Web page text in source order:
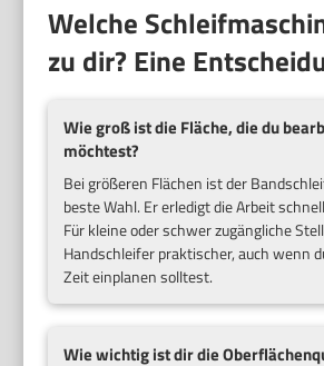
Welche
zu dir? Eine
Wie groß ist die Fläche, die du
möchtest?
Bei größeren Flächen ist der
beste Wahl. Er erledigt die Arbeit
Für kleine oder schwer zugängliche
Handschleifer praktischer, auch wenn
Zeit einplanen solltest.
Wie wichtig ist dir die